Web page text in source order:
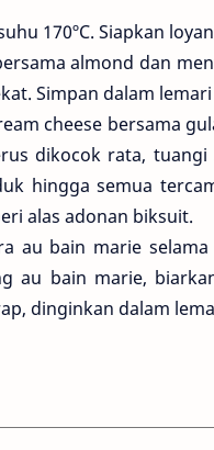
170ºC. Siapkan
almond dan
Simpan dalam lemari
cheese bersama
dikocok rata,
hingga semua
alas adonan biksuit.
au bain marie
au bain marie,
dinginkan dalam